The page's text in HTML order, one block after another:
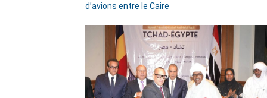
d’avions entre le Caire